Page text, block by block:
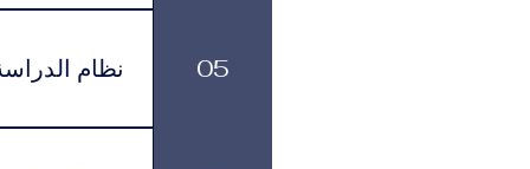
يمكن تقديم طلب
القبول بمساعدتك خلال جميع مراحل التقديم والتسجيل.
05 نظام
يتم تقديم